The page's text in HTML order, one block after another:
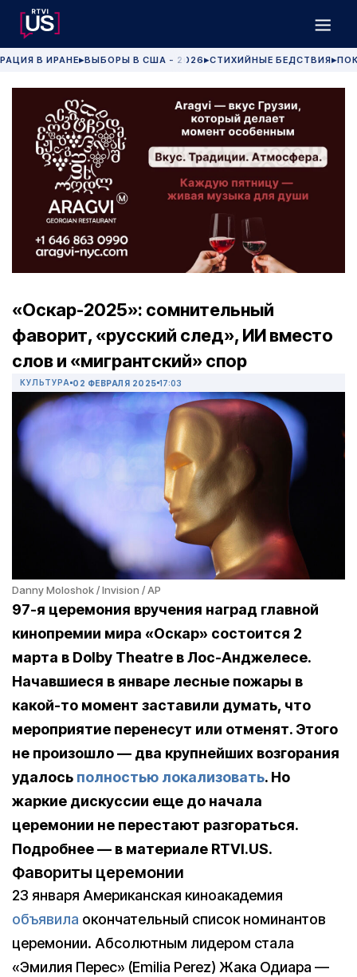
В ИРАНЕ▶ВЫБОРЫ В США - 2026 ▶СТИХИЙНЫЕ БЕДСТВИЯ▶
«Оскар-2025»: сомнительный
фаворит, «русский след», ИИ вместо
слов и «мигрантский» спор
КУЛЬТУРА 02 ФЕВРАЛЯ 2025 17:03
Danny Moloshok / Invision / AP
97-я церемония вручения наград главной
кинопремии мира «Оскар» состоится 2
марта в Dolby Theatre в Лос-Анджелесе.
Начавшиеся в январе лесные пожары в
какой-то момент заставили думать, что
мероприятие перенесут или отменят. Этого
не произошло — два крупнейших возгорания
удалось полностью локализовать. Но
жаркие дискуссии еще до начала
церемонии не перестают разгораться.
Подробнее — в материале RTVI.US.
Фавориты церемонии
23 января Американская киноакадемия
объявила окончательный список номинантов
церемонии. Абсолютным лидером стала
«Эмилия Перес» (Emilia Perez) Жака Одиара —